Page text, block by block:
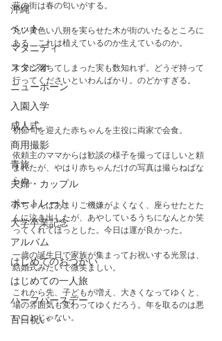
沖縄
ペット
マタニティ
スタジオ
ニューボーン
入園入学
成人式
商用撮影
青旅
夫婦・カップル
ポートレート
大学卒業記念
アルバム
はじめてのおつかい
はじめての一人旅
ハーフバースデー
百日祝い
萩の街は春の匂いがする。
丸い黄色い八朔を実らせた木が街のいたるところに
ある。これは植えているのか生えているのか。
すでに落ちてしまった実も数知れず。どうぞ持って
行ってくださいといわんばかり。のどかすぎる。
初節句を迎えた赤ちゃんを主役に両家で会食。
依頼主のママからは歓談の様子を撮ってほしいと頼
まれたが、やはり赤ちゃんだけの写真は撮らねばな
らぬ。
赤ちゃんはあまりご機嫌がよくなく、座らせたとた
んに泣き出したが、あやしているうちになんとか笑
ってくれてほっとした。今日は運が良かった。
一歳の誕生日で家族が集まってお祝いする光景は、
結婚式みたいで微笑ましい。
これから先、子どもが増え、大きくなってゆくと、
場の雰囲気も変わってゆくだろう。年を取るのは悪
いことじゃない。